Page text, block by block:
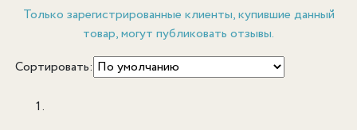
Только зарегистрированные клиенты, купившие данный
товар, могут публиковать отзывы.
Сортировать: